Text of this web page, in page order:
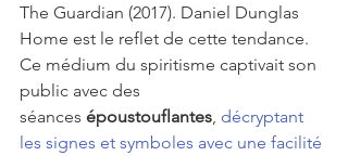
The Guardian (2017). Daniel Dunglas
Home est le reflet de cette tendance.
Ce médium du spiritisme captivait son
public avec des
séances époustouflantes décryptant
les signes et symboles avec une facilité